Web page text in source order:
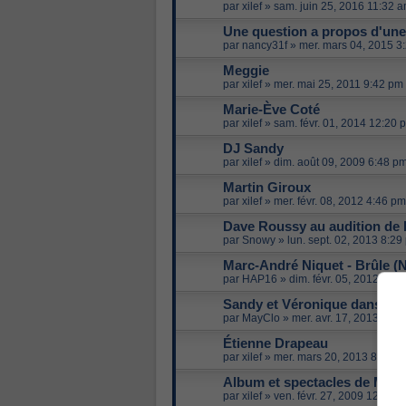
par xilef» sam. juin 25, 2016 11:32
Une question a propos
par nancy31f» mer. mars 04, 2015
Meggie
par xilef» mer. mai 25, 2011 9:42 pm
Marie-Ève Coté
par xilef» sam. févr. 01, 2014 12:20
DJ Sandy
par xilef» dim. août 09, 2009 6:48 pm
Martin Giroux
par xilef» mer. févr. 08, 2012 4:46 pm
Dave Roussy au audition de
par Snowy » lun. sept. 02, 2013 8:29
Marc-André Niquet - Brûle
par HAP16 » dim. févr. 05, 2012 6:40
Sandy et Véronique dans
par MayClo » mer. avr. 17, 2013 7:15
Étienne Drapeau
par xilef» mer. mars 20, 2013 8:20 pm
Album et spectacles de
par xilef» ven. févr. 27, 2009 12:42 am